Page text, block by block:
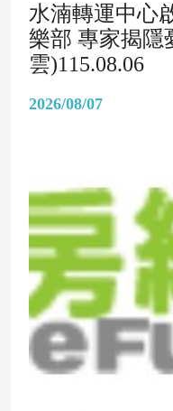
水湳轉運中心
樂部 專家揭隱
雲)115.08.06
2026/08/07